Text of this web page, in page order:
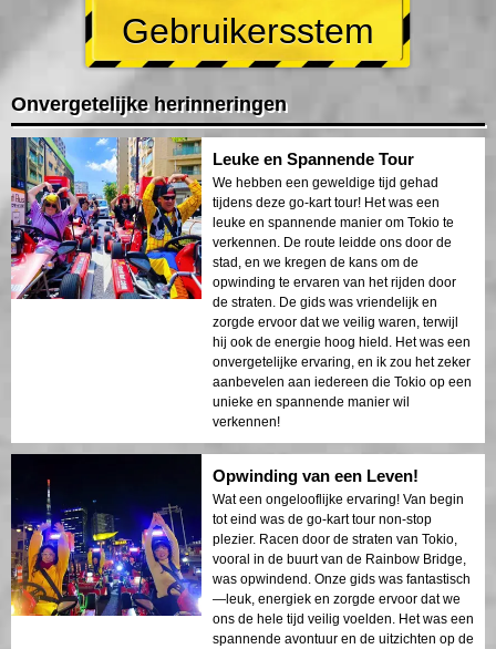
Gebruikersstem
Onvergetelijke herinneringen
Leuke en Spannende Tour
We hebben een geweldige tijd gehad
tijdens deze go-kart tour! Het was een
leuke en spannende manier om Tokio te
verkennen. De route leidde ons door de
stad, en we kregen de kans om de
opwinding te ervaren van het rijden door
de straten. De gids was vriendelijk en
zorgde ervoor dat we veilig waren, terwijl
hij ook de energie hoog hield. Het was een
onvergetelijke ervaring, en ik zou het zeker
aanbevelen aan iedereen die Tokio op een
unieke en spannende manier wil
verkennen!
Opwinding van een Leven!
Wat een ongelooflijke ervaring! Van begin
tot eind was de go-kart tour non-stop
plezier. Racen door de straten van Tokio,
vooral in de buurt van de Rainbow Bridge,
was opwindend. Onze gids was fantastisch
—leuk, energiek en zorgde ervoor dat we
ons de hele tijd veilig voelden. Het was een
spannende avontuur en de uitzichten op de